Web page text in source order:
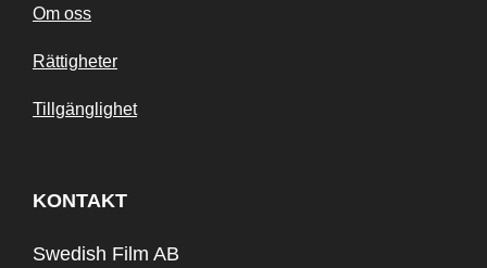
Om oss
Rättigheter
Tillgänglighet
KONTAKT
Swedish Film AB